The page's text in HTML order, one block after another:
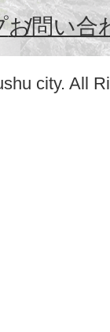
お問い合
city. All